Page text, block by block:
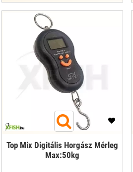
Top Mix Digitális Horgász Mérleg
Max:50kg